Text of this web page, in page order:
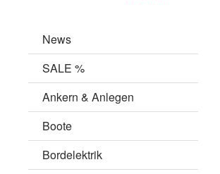
News
SALE %
Ankern & Anlegen
Boote
Bordelektrik